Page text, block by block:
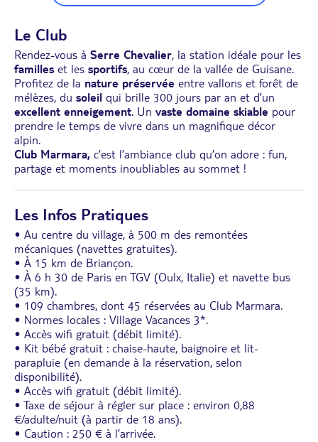
Le Club
Rendez-vous à Serre Chevalier, la station idéale pour les
familles et les sportifs, au cœur de la vallée de Guisane.
Profitez de la nature préservée entre vallons et forêt de
mélèzes, du soleil qui brille 300 jours par an et d’un
excellent enneigement. Un vaste domaine skiable pour
prendre le temps de vivre dans un magnifique décor
alpin.
Club Marmara, c’est l’ambiance club qu’on adore : fun,
partage et moments inoubliables au sommet !
Les Infos Pratiques
• Au centre du village, à 500 m des remontées
mécaniques (navettes gratuites).
• À 15 km de Briançon.
• À 6 h 30 de Paris en TGV (Oulx, Italie) et navette bus
(35 km).
• 109 chambres, dont 45 réservées au Club Marmara.
• Normes locales : Village Vacances 3*.
• Accès wifi gratuit (débit limité).
• Kit bébé gratuit : chaise-haute, baignoire et lit-
parapluie (en demande à la réservation, selon
disponibilité).
• Accès wifi gratuit (débit limité).
• Taxe de séjour à régler sur place : environ 0,88
€/adulte/nuit (à partir de 18 ans).
• Caution : 250 € à l’arrivée.